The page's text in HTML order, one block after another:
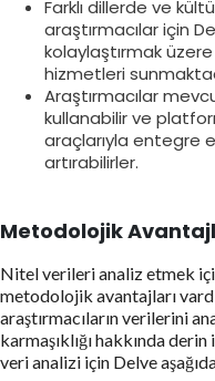
Farklı dillerde ve
araştırmacılar için
kolaylaştırmak
hizmetleri
Araştırmacılar
kullanabilir ve
araçlarıyla entegre
artırabilirler.
Metodolojik
Nitel verileri analiz etmek
metodolojik avantajları
araştırmacıların verilerini
karmaşıklığı hakkında
veri analizi için Delve